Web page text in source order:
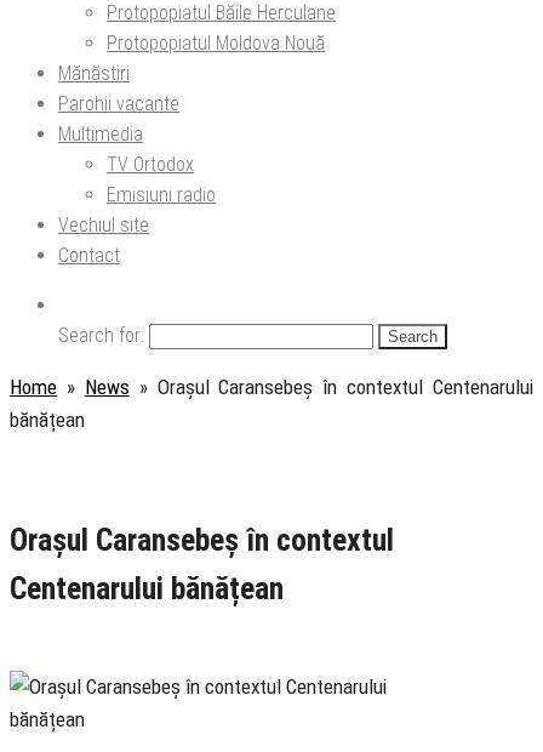
Protopopiatul Băile Herculane
Protopopiatul Moldova Nouă
Mănăstiri
Parohii vacante
Multimedia
TV Ortodox
Emisiuni radio
Vechiul site
Contact
Search for:
Home » News » Orașul Caransebeș în contextul Centenarului
bănățean
Orașul Caransebeș în contextul
Centenarului bănățean